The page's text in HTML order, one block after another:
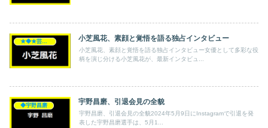
★◆★芸能人★◆★ 小芝風花、素顔と覚悟を語る独占インタビュー
小芝風花、素顔と覚悟を語る独占インタビュー女優として多彩な役
柄を演じ分ける小芝風花が、最新インタビュ...
◆宇野昌磨 宇野昌磨、引退会見の全貌
宇野昌磨、引退会見の全貌2024年5月9日にInstagramで引退を発
表した宇野昌磨選手は、5月1...